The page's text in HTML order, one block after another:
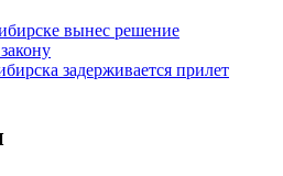
вынес решение
задерживается прилет